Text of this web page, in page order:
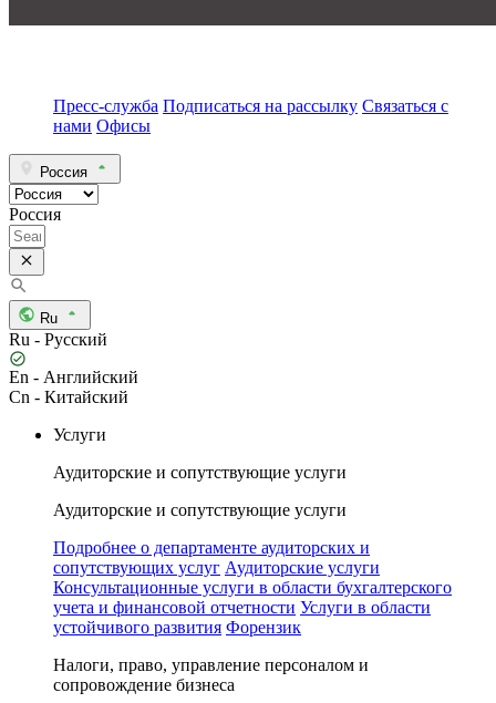
Пресс-служба Подписаться на рассылку Связаться с
нами Офисы
Россия
Россия
Ru
Ru - Русский
En - Английский
Cn - Китайский
Услуги
Аудиторские и сопутствующие услуги
Аудиторские и сопутствующие услуги
Подробнее о департаменте аудиторских и
сопутствующих услуг Аудиторские услуги
Консультационные услуги в области бухгалтерского
учета и финансовой отчетности Услуги в области
устойчивого развития Форензик
Налоги, право, управление персоналом и
сопровождение бизнеса